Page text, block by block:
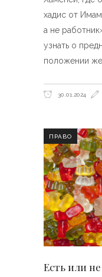
хадис от
а не
узнать о
положении
30.01.2024
ПРАВО
Есть или